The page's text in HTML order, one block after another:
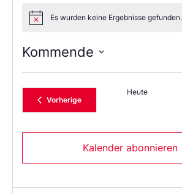
NoticeEs wurden keine Ergebnisse gefunden.
Kommende
Sie
das
Datum
aus.
VorherigeVeranstaltungen
Heute
Kalender abonnieren